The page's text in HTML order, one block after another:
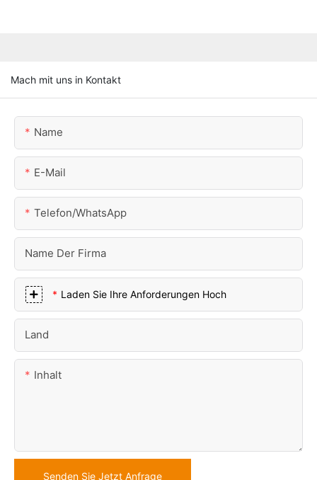
Mach mit uns in Kontakt
Name
E-Mail
Telefon/WhatsApp
Name Der Firma
Laden Sie Ihre Anforderungen Hoch
Land
Inhalt
Senden Sie Jetzt Anfrage